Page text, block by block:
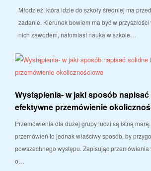
Młodzież, która idzie do szkoły średniej ma
zadanie. Kierunek bowiem ma być w
nich zawodem, natomiast nauka w szkole…
Wystąpienia- w jaki sposób
efektywne przemówienie
Przemówienia dla dużej grupy ludzi są istną
przemówień to jednak właściwy sposób, by
powszechnego występu. Zapisując
o…